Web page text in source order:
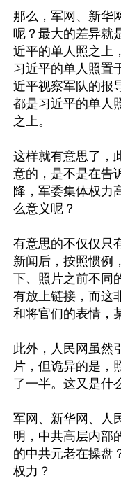
那么，军网、新华
呢？最大的差异就
近平的单人照之上
习近平的单人照置
近平视察军队的报
都是习近平的单人
之上。
这样就有意思了，
意的，是不是在告
降，军委集体权力
么意义呢？
有意思的不仅仅只
新闻后，按照惯例
下、照片之前不同
有放上链接，而这
和将官们的表情，
此外，人民网虽然
片，但诡异的是，
了一半。这又是什
军网、新华网、人
明，中共高层内部
的中共元老在操盘
权力？